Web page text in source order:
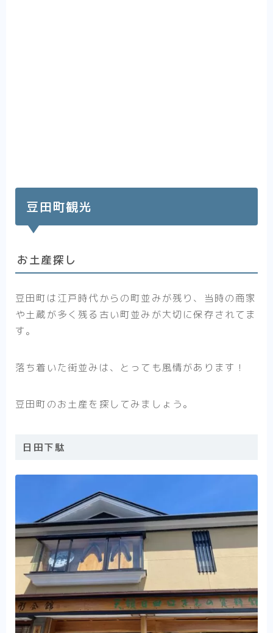
豆田町観光
お土産探し
豆田町は江戸時代からの町並みが残り、当時の商家
や土蔵が多く残る古い町並みが大切に保存されてま
す。
落ち着いた街並みは、とっても風情があります！
豆田町のお土産を探してみましょう。
日田下駄